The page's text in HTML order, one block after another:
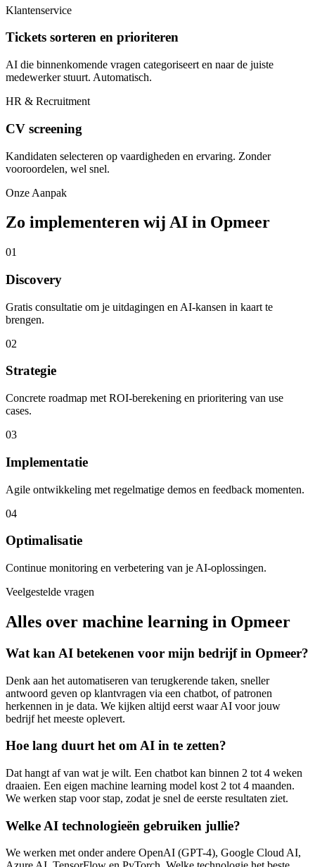
Klantenservice
Tickets sorteren en prioriteren
AI die binnenkomende vragen categoriseert en naar de juiste
medewerker stuurt. Automatisch.
HR & Recruitment
CV screening
Kandidaten selecteren op vaardigheden en ervaring. Zonder
vooroordelen, wel snel.
Onze Aanpak
Zo implementeren wij AI in Opmeer
01
Discovery
Gratis consultatie om je uitdagingen en AI-kansen in kaart te
brengen.
02
Strategie
Concrete roadmap met ROI-berekening en prioritering van use
cases.
03
Implementatie
Agile ontwikkeling met regelmatige demos en feedback momenten.
04
Optimalisatie
Continue monitoring en verbetering van je AI-oplossingen.
Veelgestelde vragen
Alles over machine learning in Opmeer
Wat kan AI betekenen voor mijn bedrijf in Opmeer?
Denk aan het automatiseren van terugkerende taken, sneller
antwoord geven op klantvragen via een chatbot, of patronen
herkennen in je data. We kijken altijd eerst waar AI voor jouw
bedrijf het meeste oplevert.
Hoe lang duurt het om AI in te zetten?
Dat hangt af van wat je wilt. Een chatbot kan binnen 2 tot 4 weken
draaien. Een eigen machine learning model kost 2 tot 4 maanden.
We werken stap voor stap, zodat je snel de eerste resultaten ziet.
Welke AI technologieën gebruiken jullie?
We werken met onder andere OpenAI (GPT-4), Google Cloud AI,